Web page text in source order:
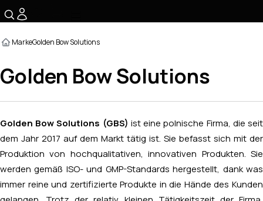
MarkeGolden Bow Solutions
Golden Bow Solutions
Golden Bow Solutions (GBS) ist eine polnische Firma, die seit
dem Jahr 2017 auf dem Markt tätig ist. Sie befasst sich mit der
Produktion von hochqualitativen, innovativen Produkten. Sie
werden gemäß ISO- und GMP-Standards hergestellt, dank was
immer reine und zertifizierte Produkte in die Hände des Kunden